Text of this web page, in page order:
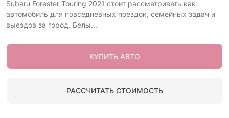
Subaru Forester Touring 2021 стоит рассматривать как
автомобиль для повседневных поездок, семейных задач и
выездов за город. Белы...
КУПИТЬ АВТО
РАССЧИТАТЬ СТОИМОСТЬ